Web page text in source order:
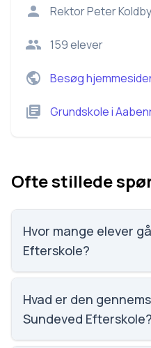
RektorPeter
159elever
Besøg
Grundskolei
Ofte stillede
Hvor mange elever
Efterskole?
Sundeved Efterskole
til nummer 1417 ud af
Hvad er den
Sundeved Efterskole?